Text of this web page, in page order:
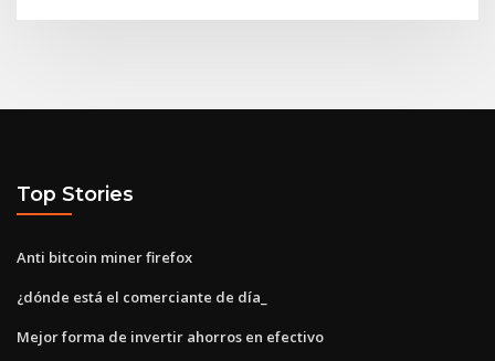
Top Stories
Anti bitcoin miner firefox
¿dónde está el comerciante de día_
Mejor forma de invertir ahorros en efectivo